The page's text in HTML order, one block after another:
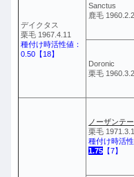
デイクタス
栗毛 1967.4.11
種付け時活性値：
0.50【18】
Sanctus
鹿毛
Doronic
栗毛
ノーザンテ
栗毛
種付け時活性
1.75 【7】